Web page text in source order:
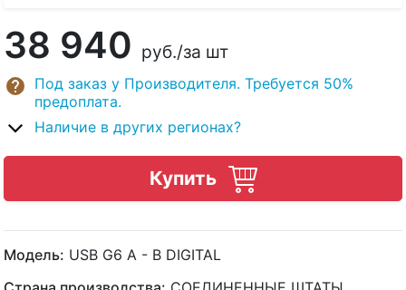
38 940 руб./за шт
Под заказ у Производителя. Требуется 50%
предоплата.
Наличие в других регионах?
Купить
Модель: USB G6 A - B DIGITAL